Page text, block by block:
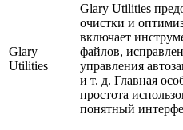
Glary
Utilities
Glary Utilities
очистки и
включает
файлов,
управления
и т. д. Главная
простота
понятный